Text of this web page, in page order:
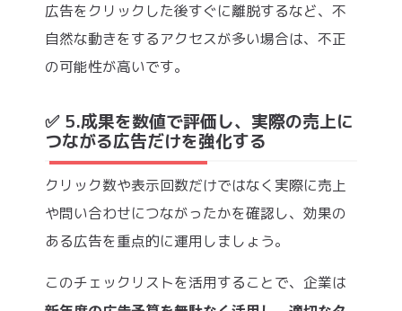
広告をクリックした後すぐに離脱するなど、不
自然な動きをするアクセスが多い場合は、不正
の可能性が高いです。
✅ 5.成果を数値で評価し、実際の売上に
つながる広告だけを強化する
クリック数や表示回数だけではなく実際に売上
や問い合わせにつながったかを確認し、効果の
ある広告を重点的に運用しましょう。
このチェックリストを活用することで、企業は